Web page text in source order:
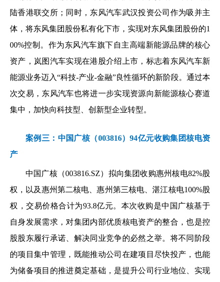
陆香港联交所；同时，东风汽车武汉投资公司作为吸并主
体，将东风集团股份私有化下市，实现对东风集团股份的1
00%控制。作为东风汽车旗下自主高端新能源品牌的核心
资产，岚图汽车实现在港股介绍上市，标志着东风汽车新
能源业务迈入“科技-产业-金融”良性循环的新阶段。通过本
次交易，东风汽车也将进一步实现资源向新能源核心赛道
集中，加快向科技型、创新型企业转型。
案例三：中国广核（003816）94亿元收购集团核电资
产
中国广核（003816.SZ）拟向集团收购惠州核电82%股
权，以及惠州第二核电、惠州第三核电、湛江核电100%股
权，交易价格合计为93.8亿元。本次收购是中国广核基于
自身发展需求，对集团内部优质核电资产的整合，也是控
股股东履行承诺、解决同业竞争的必然之举。将不同阶段
的项目集中管理，既能推动公司在建项目尽快投产，也能
为储备项目的推进奠定基础，是提升公司行业地位、实现